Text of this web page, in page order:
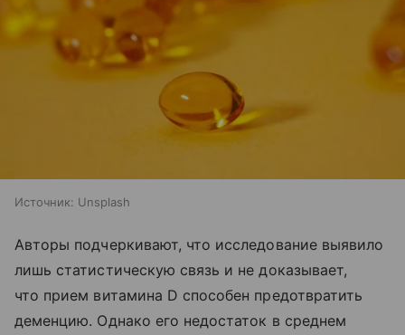
Источник: Unsplash
Авторы подчеркивают, что исследование выявило
лишь статистическую связь и не доказывает,
что прием витамина D способен предотвратить
деменцию. Однако его недостаток в среднем